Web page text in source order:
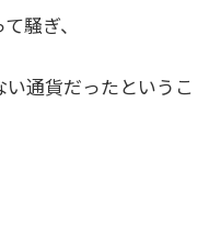
騒ぎ、
い通貨だったというこ